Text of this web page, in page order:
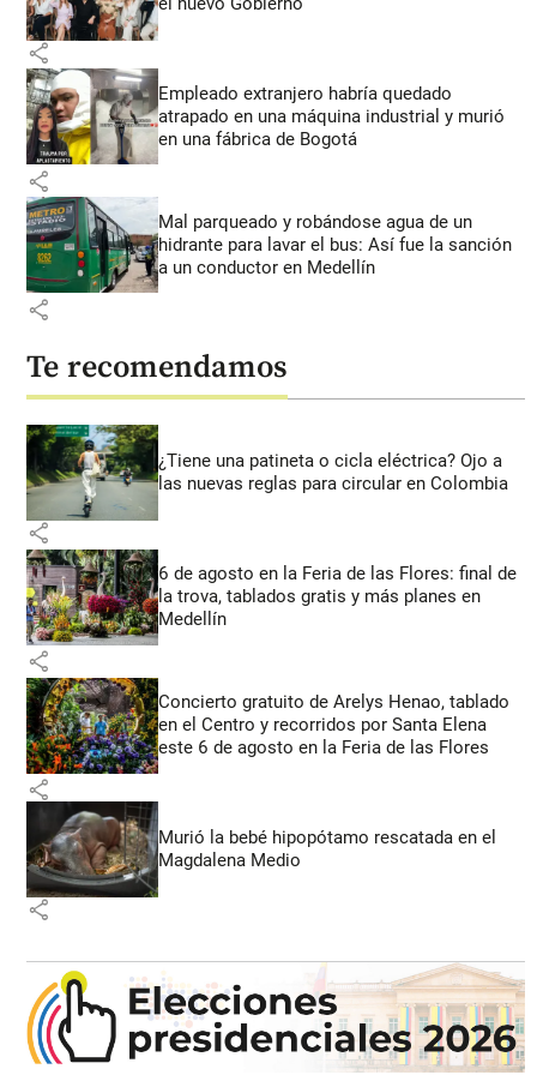
share
Empleado extranjero habría quedado
atrapado en una máquina industrial y murió
en una fábrica de Bogotá
share
Mal parqueado y robándose agua de un
hidrante para lavar el bus: Así fue la sanción
a un conductor en Medellín
share
Te recomendamos
¿Tiene una patineta o cicla eléctrica? Ojo a
las nuevas reglas para circular en Colombia
share
6 de agosto en la Feria de las Flores: final de
la trova, tablados gratis y más planes en
Medellín
share
Concierto gratuito de Arelys Henao, tablado
en el Centro y recorridos por Santa Elena
este 6 de agosto en la Feria de las Flores
share
Murió la bebé hipopótamo rescatada en el
Magdalena Medio
share